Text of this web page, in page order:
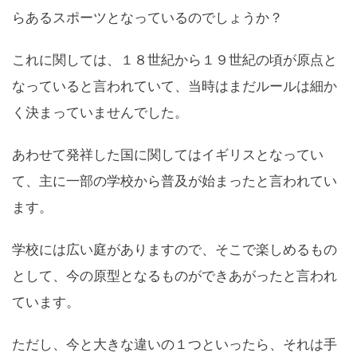
らあるスポーツとなっているのでしょうか？
これに関しては、１８世紀から１９世紀の頃が原点と
なっていると言われていて、当時はまだルールは細か
く決まっていませんでした。
あわせて発祥した国に関してはイギリスとなってい
て、主に一部の学校から普及が始まったと言われてい
ます。
学校には広い庭がありますので、そこで楽しめるもの
として、今の原型となるものができあがったと言われ
ています。
ただし、今と大きな違いの１つといったら、それは手